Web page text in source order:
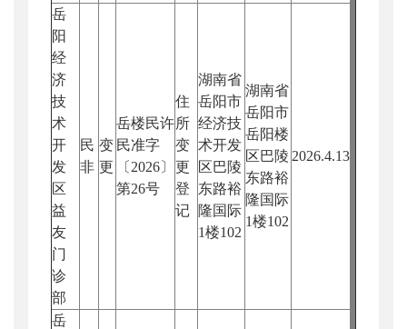
岳
阳
经
济
技
术
开
发
区
益
友
门
诊
部
民
非
变
更
岳楼民许
民准字
〔2026〕
第26号
住
所
变
更
登
记
湖南省
岳阳市
经济技
术开发
区巴陵
东路裕
隆国际
1楼102
湖南省
岳阳市
岳阳楼
区巴陵
东路裕
隆国际
1楼102
2026.4.13
岳